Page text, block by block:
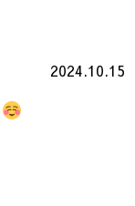
2024.10.15